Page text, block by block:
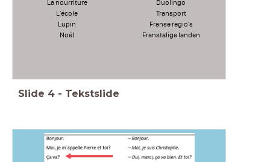
La nourriture
L'école
Lupin
Noël
Duolingo
Transport
Franse regio's
Franstalige landen
Slide 4 - Tekstslide